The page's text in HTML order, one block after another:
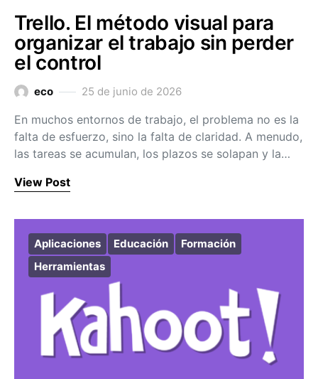
Trello. El método visual para
organizar el trabajo sin perder
el control
eco 25 de junio de 2026
En muchos entornos de trabajo, el problema no es la
falta de esfuerzo, sino la falta de claridad. A menudo,
las tareas se acumulan, los plazos se solapan y la…
View Post
Aplicaciones Educación
Formación
Herramientas